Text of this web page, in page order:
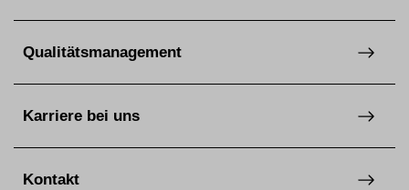
Qualitätsmanagement
Karriere bei uns
Kontakt